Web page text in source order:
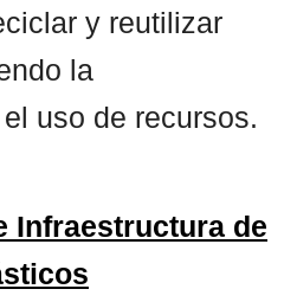
y reutilizar
la
uso de recursos.
Infraestructura de